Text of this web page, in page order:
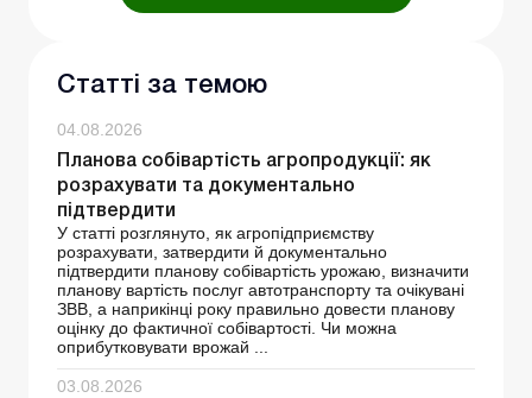
Статті за темою
04.08.2026
Планова собівартість агропродукції: як
розрахувати та документально
підтвердити
У статті розглянуто, як агропідприємству
розрахувати, затвердити й документально
підтвердити планову собівартість урожаю, визначити
планову вартість послуг автотранспорту та очікувані
ЗВВ, а наприкінці року правильно довести планову
оцінку до фактичної собівартості. Чи можна
оприбутковувати врожай ...
03.08.2026